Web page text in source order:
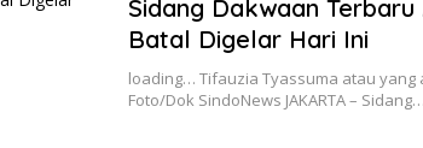
Sidang Dakwaan
Batal Digelar Hari Ini
loading… Tifauzia Tyassuma atau yang
Foto/Dok SindoNews JAKARTA – Sidang…